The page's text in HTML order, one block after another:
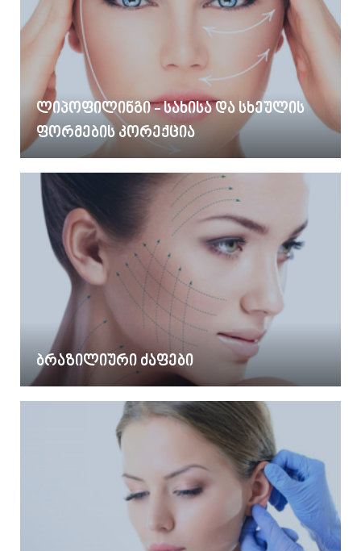
ლიპოფილინგი - სახისა და სხეულის
ფორმების კორექცია
ბრაზილიური ძაფები